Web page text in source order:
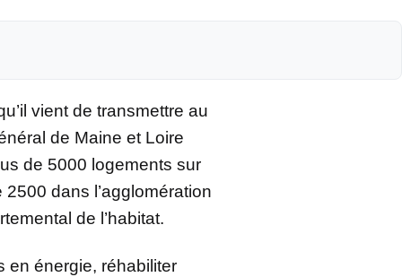
vient de transmettre au
de Maine et Loire
de 5000 logements sur
dans l’agglomération
de l’habitat.
en énergie, réhabiliter